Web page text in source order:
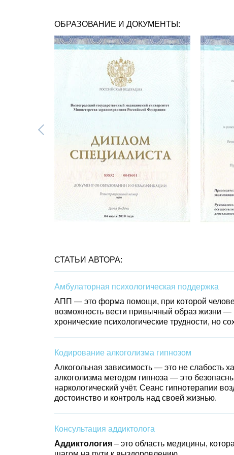
ОБРАЗОВАНИЕ И ДОКУМЕНТЫ:
СТАТЬИ АВТОРА:
Амбулаторная психологическая поддержка
АПП — это форма помощи, при которой
возможность вести привычный образ жизни —
хронические психологические трудности, но
Кодирование алкоголизма гипнозом
Алкогольная зависимость — это не слабость
алкоголизма методом гипноза — это
наркологический учёт. Сеанс гипнотерапии
достоинство и контроль над своей жизнью.
Консультация аддиктолога
Аддиктология – это область медицины,